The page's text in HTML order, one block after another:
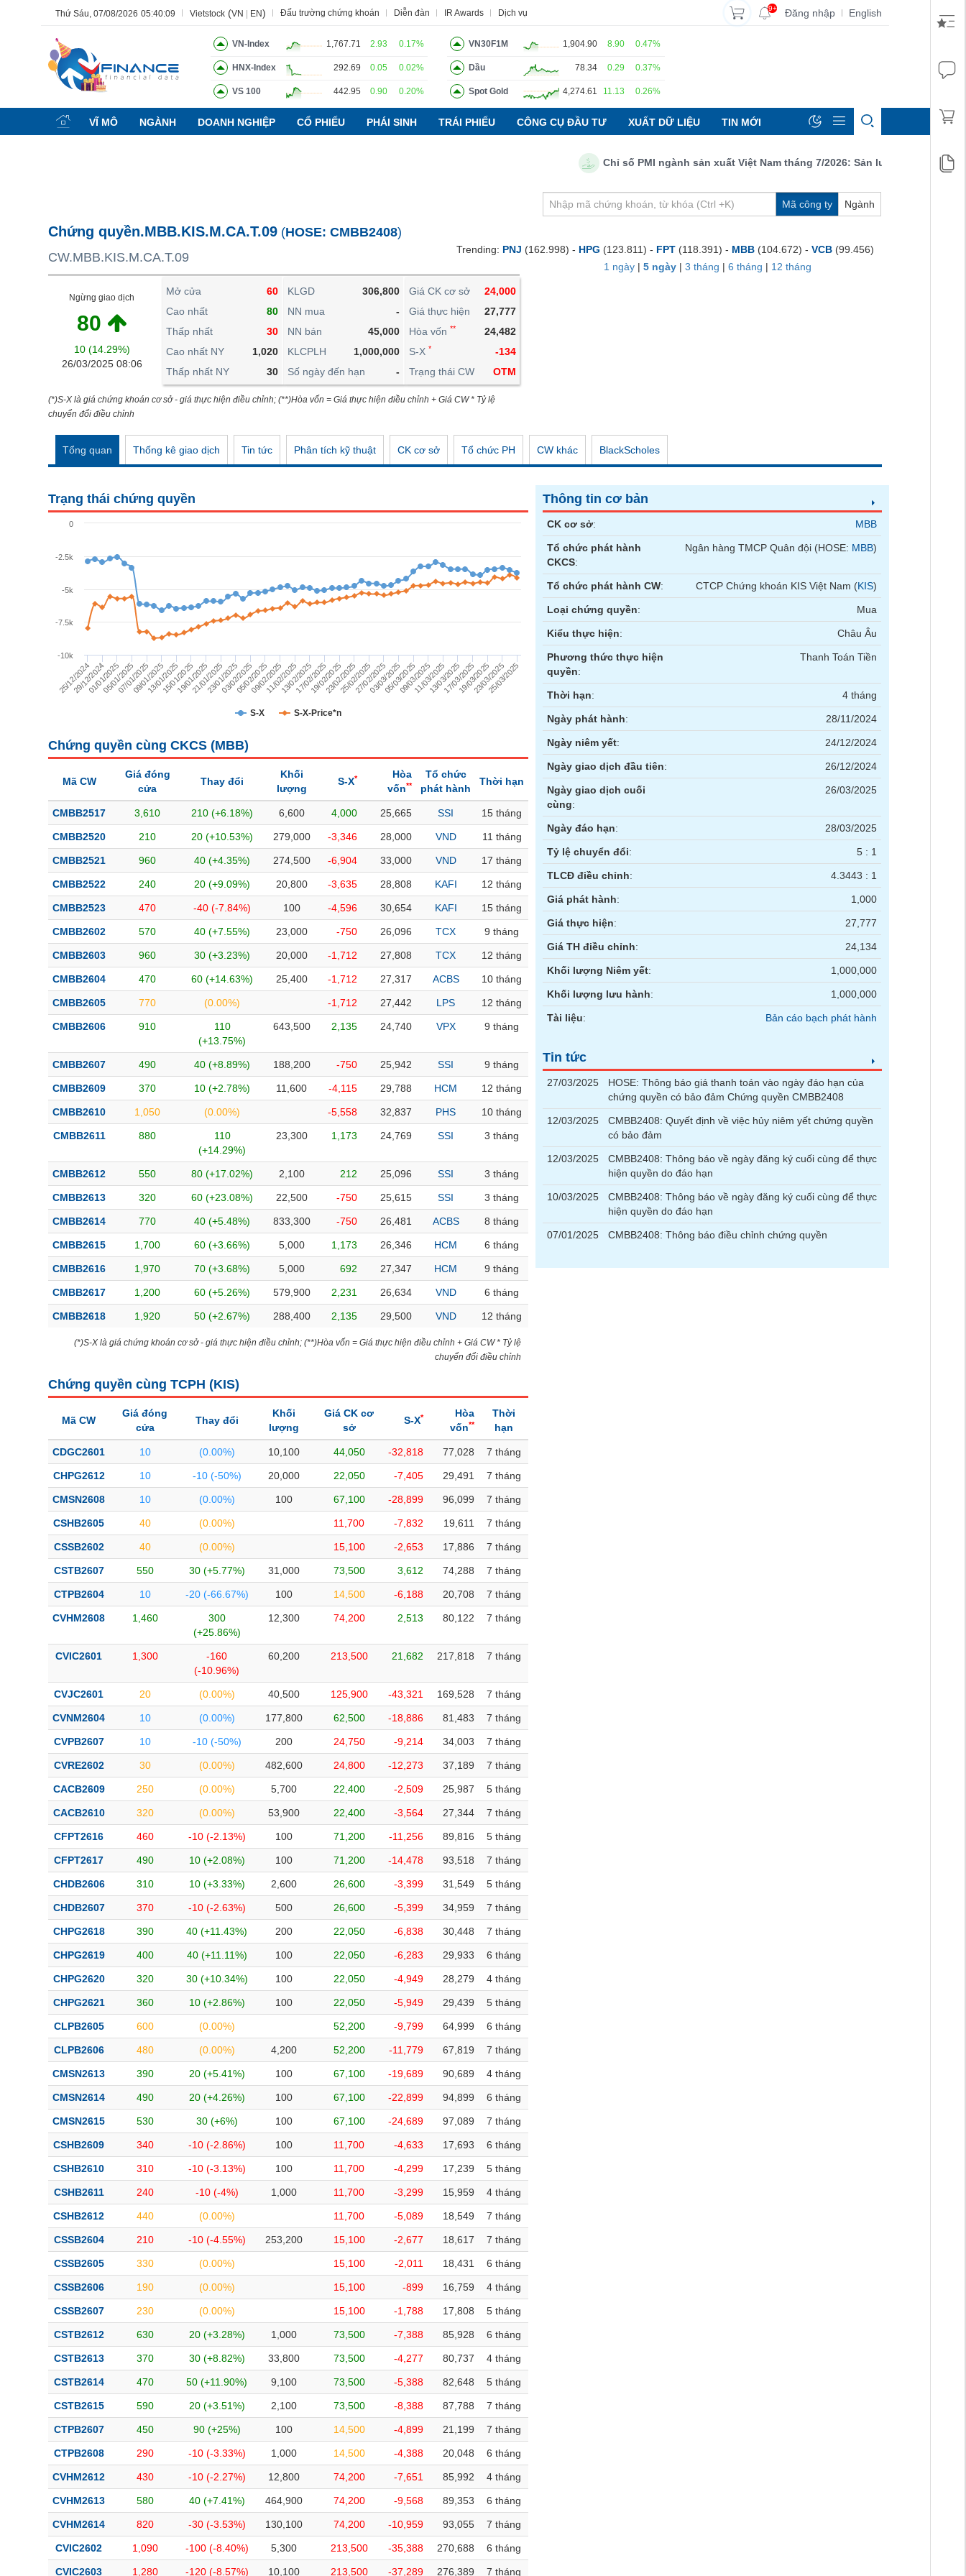
Thứ Sáu, 07/08/2026 05:40:10 Vietstock (VN EN) Đấu trường chứng khoán Diễn đàn IR Awards Dịch vụ 9+ Đăng nhập | English
VN-Index 1,767.71 2.93 0.17%
HNX-Index 292.69 0.05 0.02%
VS 100 442.95 0.90 0.20%
VN30F1M 1,904.90 8.90 0.47%
Dầu 78.34 0.29 0.37%
Spot Gold 4,274.61 11.13 0.26%
VĨ MÔ NGÀNH DOANH NGHIỆP CỔ PHIẾU PHÁI SINH TRÁI PHIẾU CÔNG CỤ ĐẦU TƯ XUẤT DỮ LIỆU TIN MỚI
Chỉ số PMI ngành sản xuất Việt Nam tháng 7/2026: Sản lượng, số lượng đơn
Mã công ty Ngành
Chứng quyền.MBB.KIS.M.CA.T.09 (HOSE: CMBB2408)
CW.MBB.KIS.M.CA.T.09
Ngừng giao dịch
80
10 (14.29%)
26/03/2025 08:06
Mở cửa
60
Cao nhất
80
Thấp nhất
30
Cao nhất NY
1,020
Thấp nhất NY
30
KLGD
306,800
NN mua
-
NN bán
45,000
KLCPLH
1,000,000
Số ngày đến hạn
-
Giá CK cơ sở
24,000
Giá thực hiện
27,777
Hòa vốn **
24,482
S-X *
-134
Trạng thái CW
OTM
(*)S-X là giá chứng khoán cơ sở - giá thực hiện điều chỉnh; (**)Hòa vốn = Giá thực hiện điều chỉnh + Giá CW * Tỷ lệ
chuyển đổi điều chỉnh
Trending: PNJ (162.998) - HPG (123.811) - FPT (118.391) - MBB (104.672) - VCB (99.456)
1 ngày | 5 ngày | 3 tháng | 6 tháng | 12 tháng
Tổng quan Thống kê giao dịch Tin tức Phân tích kỹ thuật CK cơ sở Tổ chức PH CW khác BlackScholes
Trạng thái chứng quyền
S-X S-X-Price*n
25/12/2024
29/12/2024
01/01/2025
05/01/2025
07/01/2025
09/01/2025
13/01/2025
15/01/2025
19/01/2025
21/01/2025
23/01/2025
03/02/2025
05/02/2025
09/02/2025
11/02/2025
13/02/2025
17/02/2025
19/02/2025
23/02/2025
25/02/2025
27/02/2025
03/03/2025
05/03/2025
09/03/2025
11/03/2025
13/03/2025
17/03/2025
19/03/2025
23/03/2025
25/03/2025
-10k
-7.5k
-5k
-2.5k
0
Chứng quyền cùng CKCS (MBB)
Mã CW
Giá đóng
cửa
Thay đổi
Khối
lượng
S-X*
Hòa
vốn**
Tổ chức
phát hành
Thời hạn
CMBB2517 3,610 210 (+6.18%) 6,600 4,000 25,665 SSI 15 tháng
CMBB2520 210 20 (+10.53%) 279,000 -3,346 28,000 VND 11 tháng
CMBB2521 960 40 (+4.35%) 274,500 -6,904 33,000 VND 17 tháng
CMBB2522 240 20 (+9.09%) 20,800 -3,635 28,808 KAFI 12 tháng
CMBB2523 470 -40 (-7.84%) 100 -4,596 30,654 KAFI 15 tháng
CMBB2602 570 40 (+7.55%) 23,000 -750 26,096 TCX 9 tháng
CMBB2603 960 30 (+3.23%) 20,000 -1,712 27,808 TCX 12 tháng
CMBB2604 470 60 (+14.63%) 25,400 -1,712 27,317 ACBS 10 tháng
CMBB2605 770 (0.00%) -1,712 27,442 LPS 12 tháng
CMBB2606 910
110
(+13.75%)
643,500 2,135 24,740 VPX 9 tháng
CMBB2607 490 40 (+8.89%) 188,200 -750 25,942 SSI 9 tháng
CMBB2609 370 10 (+2.78%) 11,600 -4,115 29,788 HCM 12 tháng
CMBB2610 1,050 (0.00%) -5,558 32,837 PHS 10 tháng
CMBB2611 880
110
(+14.29%)
23,300 1,173 24,769 SSI 3 tháng
CMBB2612 550 80 (+17.02%) 2,100 212 25,096 SSI 3 tháng
CMBB2613 320 60 (+23.08%) 22,500 -750 25,615 SSI 3 tháng
CMBB2614 770 40 (+5.48%) 833,300 -750 26,481 ACBS 8 tháng
CMBB2615 1,700 60 (+3.66%) 5,000 1,173 26,346 HCM 6 tháng
CMBB2616 1,970 70 (+3.68%) 5,000 692 27,347 HCM 9 tháng
CMBB2617 1,200 60 (+5.26%) 579,900 2,231 26,634 VND 6 tháng
CMBB2618 1,920 50 (+2.67%) 288,400 2,135 29,500 VND 12 tháng
(*)S-X là giá chứng khoán cơ sở - giá thực hiện điều chỉnh; (**)Hòa vốn = Giá thực hiện điều chỉnh + Giá CW * Tỷ lệ
chuyển đổi điều chỉnh
Chứng quyền cùng TCPH (KIS)
Mã CW
Giá đóng
cửa
Thay đổi
Khối
lượng
Giá CK cơ
sở
S-X*
Hòa
vốn**
Thời
hạn
CDGC2601 10 (0.00%) 10,100 44,050 -32,818 77,028 7 tháng
CHPG2612 10 -10 (-50%) 20,000 22,050 -7,405 29,491 7 tháng
CMSN2608 10 (0.00%) 100 67,100 -28,899 96,099 7 tháng
CSHB2605 40 (0.00%) 11,700 -7,832 19,611 7 tháng
CSSB2602 40 (0.00%) 15,100 -2,653 17,886 7 tháng
CSTB2607 550 30 (+5.77%) 31,000 73,500 3,612 74,288 7 tháng
CTPB2604 10 -20 (-66.67%) 100 14,500 -6,188 20,708 7 tháng
CVHM2608 1,460
300
(+25.86%)
12,300 74,200 2,513 80,122 7 tháng
CVIC2601 1,300
-160
(-10.96%)
60,200 213,500 21,682 217,818 7 tháng
CVJC2601 20 (0.00%) 40,500 125,900 -43,321 169,528 7 tháng
CVNM2604 10 (0.00%) 177,800 62,500 -18,886 81,483 7 tháng
CVPB2607 10 -10 (-50%) 200 24,750 -9,214 34,003 7 tháng
CVRE2602 30 (0.00%) 482,600 24,800 -12,273 37,189 7 tháng
CACB2609 250 (0.00%) 5,700 22,400 -2,509 25,987 5 tháng
CACB2610 320 (0.00%) 53,900 22,400 -3,564 27,344 7 tháng
CFPT2616 460 -10 (-2.13%) 100 71,200 -11,256 89,816 5 tháng
CFPT2617 490 10 (+2.08%) 100 71,200 -14,478 93,518 7 tháng
CHDB2606 310 10 (+3.33%) 2,600 26,600 -3,399 31,549 5 tháng
CHDB2607 370 -10 (-2.63%) 500 26,600 -5,399 34,959 7 tháng
CHPG2618 390 40 (+11.43%) 200 22,050 -6,838 30,448 7 tháng
CHPG2619 400 40 (+11.11%) 100 22,050 -6,283 29,933 6 tháng
CHPG2620 320 30 (+10.34%) 100 22,050 -4,949 28,279 4 tháng
CHPG2621 360 10 (+2.86%) 100 22,050 -5,949 29,439 5 tháng
CLPB2605 600 (0.00%) 52,200 -9,799 64,999 6 tháng
CLPB2606 480 (0.00%) 4,200 52,200 -11,779 67,819 7 tháng
CMSN2613 390 20 (+5.41%) 100 67,100 -19,689 90,689 4 tháng
CMSN2614 490 20 (+4.26%) 100 67,100 -22,899 94,899 6 tháng
CMSN2615 530 30 (+6%) 100 67,100 -24,689 97,089 7 tháng
CSHB2609 340 -10 (-2.86%) 100 11,700 -4,633 17,693 6 tháng
CSHB2610 310 -10 (-3.13%) 100 11,700 -4,299 17,239 5 tháng
CSHB2611 240 -10 (-4%) 1,000 11,700 -3,299 15,959 4 tháng
CSHB2612 440 (0.00%) 11,700 -5,089 18,549 7 tháng
CSSB2604 210 -10 (-4.55%) 253,200 15,100 -2,677 18,617 7 tháng
CSSB2605 330 (0.00%) 15,100 -2,011 18,431 6 tháng
CSSB2606 190 (0.00%) 15,100 -899 16,759 4 tháng
CSSB2607 230 (0.00%) 15,100 -1,788 17,808 5 tháng
CSTB2612 630 20 (+3.28%) 1,000 73,500 -7,388 85,928 6 tháng
CSTB2613 370 30 (+8.82%) 33,800 73,500 -4,277 80,737 4 tháng
CSTB2614 470 50 (+11.90%) 9,100 73,500 -5,388 82,648 5 tháng
CSTB2615 590 20 (+3.51%) 2,100 73,500 -8,388 87,788 7 tháng
CTPB2607 450 90 (+25%) 100 14,500 -4,899 21,199 7 tháng
CTPB2608 290 -10 (-3.33%) 1,000 14,500 -4,388 20,048 6 tháng
CVHM2612 430 -10 (-2.27%) 12,800 74,200 -7,651 85,992 4 tháng
CVHM2613 580 40 (+7.41%) 464,900 74,200 -9,568 89,353 6 tháng
CVHM2614 820 -30 (-3.53%) 130,100 74,200 -10,959 93,055 7 tháng
CVIC2602 1,090 -100 (-8.40%) 5,300 213,500 -35,388 270,688 6 tháng
CVIC2603 1,280 -120 (-8.57%) 10,100 213,500 -37,289 276,389 7 tháng
Thông tin cơ bản
CK cơ sở: MBB
Tổ chức phát hành
CKCS:
Ngân hàng TMCP Quân đội (HOSE: MBB)
Tổ chức phát hành CW: CTCP Chứng khoán KIS Việt Nam (KIS)
Loại chứng quyền: Mua
Kiểu thực hiện: Châu Âu
Phương thức thực hiện
quyền:
Thanh Toán Tiền
Thời hạn: 4 tháng
Ngày phát hành: 28/11/2024
Ngày niêm yết: 24/12/2024
Ngày giao dịch đầu tiên: 26/12/2024
Ngày giao dịch cuối
cùng:
26/03/2025
Ngày đáo hạn: 28/03/2025
Tỷ lệ chuyển đổi: 5 : 1
TLCĐ điều chỉnh: 4.3443 : 1
Giá phát hành: 1,000
Giá thực hiện: 27,777
Giá TH điều chỉnh: 24,134
Khối lượng Niêm yết: 1,000,000
Khối lượng lưu hành: 1,000,000
Tài liệu: Bản cáo bạch phát hành
Tin tức
27/03/2025
HOSE: Thông báo giá thanh toán vào ngày đáo hạn của
chứng quyền có bảo đảm Chứng quyền CMBB2408
12/03/2025
CMBB2408: Quyết định về việc hủy niêm yết chứng quyền
có bảo đảm
12/03/2025
CMBB2408: Thông báo về ngày đăng ký cuối cùng để thực
hiện quyền do đáo hạn
10/03/2025
CMBB2408: Thông báo về ngày đăng ký cuối cùng để thực
hiện quyền do đáo hạn
07/01/2025 CMBB2408: Thông báo điều chỉnh chứng quyền
Tính năng Ngành Mã chứng khoán Lãnh đạo Tin tức Báo cáo phân tích Thuật ngữ Dịch vụ
BẤT ĐỘNG SẢN
TÀI CHÍNH
KINH TẾ
THẾ GIỚI
ĐÔNG DƯƠNG
PHÂN TÍCH
PHÁI SINH
TRÁI PHIẾU
CÔNG CỤ ĐẦU TƯ
XUẤT DỮ LIỆU
TIN MỚI
VS-SECTOR
NGUYÊN VẬT LIỆU
TIÊU DÙNG KHÔNG THIẾT YẾU
TIÊU DÙNG THIẾT YẾU
CHĂM SÓC SỨC KHỎE
CÔNG NGHỆ THÔNG TIN
BẤT ĐỘNG SẢN
Mã chứng khoán(-)
Cổ phiếu Chỉ số Chứng chỉ quỹ Chứng quyền Hợp đồng tương lai Trái phiếu
Lãnh đạo(-)
Người nội bộ Người liên quan Cổ đông lớn
Tin tức(-)
Bài viết của tác giả (-)
Báo cáo phân tích (-)
Thuật ngữ(-)
Dịch vụ(-)
Sách tài chính
Công cụ đầu tư
Truyền thông tài chính
Dữ liệu tài chính